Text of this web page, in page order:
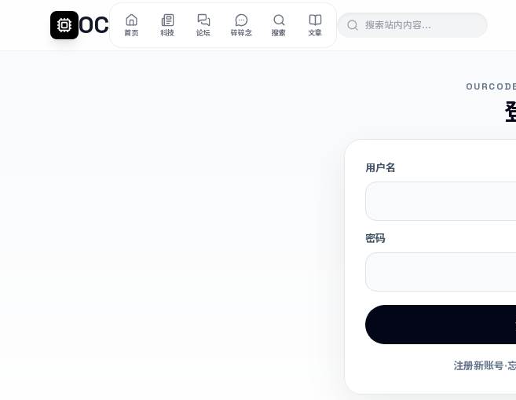
OC 首页 科技 论坛 碎碎念 搜索 文章
用户名
密码
注册新账号·